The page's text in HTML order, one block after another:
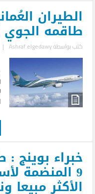
الطيران
طاقمه الجوي
كتب بواسطةAshraf elgedawy
|
9 المنضمة
الأكثر مبيعا